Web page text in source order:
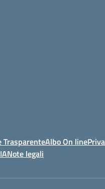
Albo On line
Note legali